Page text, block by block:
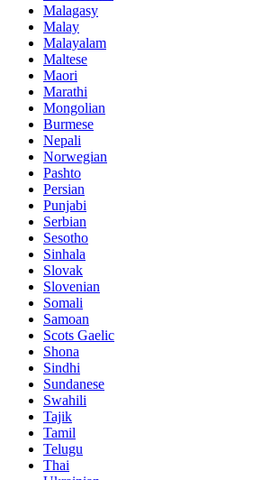
Malagasy
Malay
Malayalam
Maltese
Maori
Marathi
Mongolian
Burmese
Nepali
Norwegian
Pashto
Persian
Punjabi
Serbian
Sesotho
Sinhala
Slovak
Slovenian
Somali
Samoan
Scots Gaelic
Shona
Sindhi
Sundanese
Swahili
Tajik
Tamil
Telugu
Thai